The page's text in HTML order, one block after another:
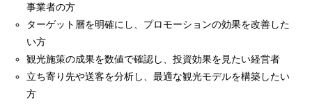
事業者の方
ターゲット層を明確にし、プロモーションの効果を改善した
い方
観光施策の成果を数値で確認し、投資効果を見たい経営者
立ち寄り先や送客を分析し、最適な観光モデルを構築したい
方